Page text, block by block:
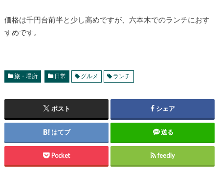
価格は千円台前半と少し高めですが、六本木でのランチにおす
すめです。
旅・場所 日常 グルメ ランチ
ポスト シェア
はてブ 送る
Pocket feedly